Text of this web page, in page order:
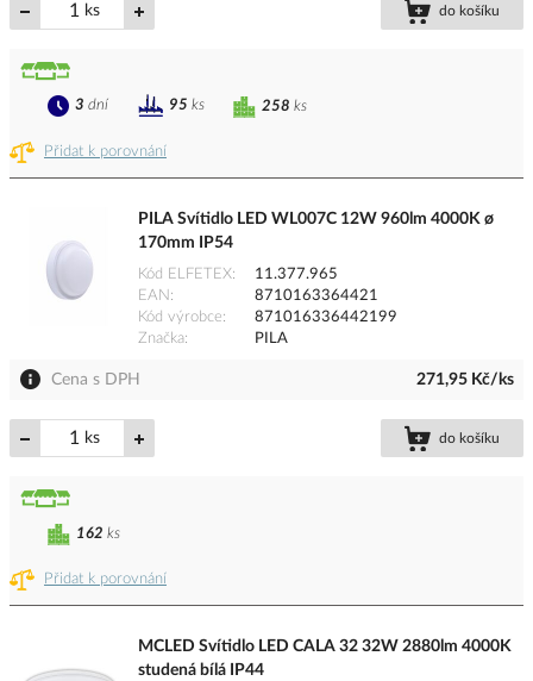
ks do košíku
Přidat k porovnání
258 ks
3 dní 95 ks
PILA Svítidlo LED WL007C 12W 960lm 4000K ø
170mm IP54
Kód ELFETEX
11.377.965
EAN
8710163364421
Kód výrobce
871016336442199
Značka
PILA
Cena s DPH 271,95 Kč/ks
ks do košíku
Přidat k porovnání
162 ks
MCLED Svítidlo LED CALA 32 32W 2880lm 4000K
studená bílá IP44